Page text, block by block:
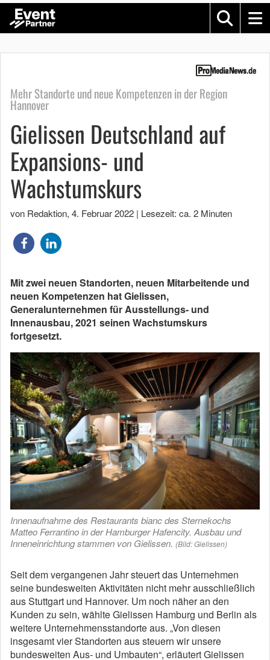
Mehr Standorte und neue Kompetenzen in der Region
Hannover
Gielissen Deutschland auf
Expansions- und
Wachstumskurs
von Redaktion, 4. Februar 2022 | Lesezeit: ca. 2 Minuten
Mit zwei neuen Standorten, neuen Mitarbeitende und
neuen Kompetenzen hat Gielissen,
Generalunternehmen für Ausstellungs- und
Innenausbau, 2021 seinen Wachstumskurs
fortgesetzt.
Innenaufnahme des Restaurants bianc des Sternekochs
Matteo Ferrantino in der Hamburger Hafencity. Ausbau und
Inneneinrichtung stammen von Gielissen. (Bild: Gielissen)
Seit dem vergangenen Jahr steuert das Unternehmen
seine bundesweiten Aktivitäten nicht mehr ausschließlich
aus Stuttgart und Hannover. Um noch näher an den
Kunden zu sein, wählte Gielissen Hamburg und Berlin als
weitere Unternehmensstandorte aus. „Von diesen
insgesamt vier Standorten aus steuern wir unsere
bundesweiten Aus- und Umbauten“, erläutert Gielissen